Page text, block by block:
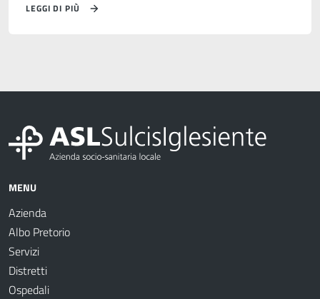
LEGGI DI PIÙ
MENU
Azienda
Albo Pretorio
Servizi
Distretti
Ospedali